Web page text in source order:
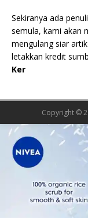
Sekiranya ada
semula, kami akan
mengulang siar
letakkan kredit
Ker
Copyright ©